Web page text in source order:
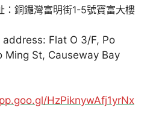
：銅鑼灣富明街1-5號寶富大樓
Flat O 3/F, Po
Ming St, Causeway Bay
HzPiknywAfj1yrNx